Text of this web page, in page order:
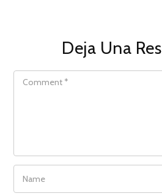
Deja Una
COMMENT
NAME